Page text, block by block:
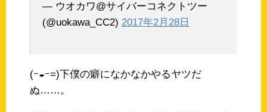
— ウオカワ@サイバーコネクトツー
(@uokawa_CC2) 2017年2月28日
(ｰ◒ｰ=)下僕の癖になかなかやるヤツだ
ぬ……。